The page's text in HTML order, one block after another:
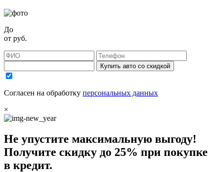
До
от руб.
Купить авто со скидкой
Согласен на обработку персональных данных
×
Не упустите максимальную выгоду!
Получите скидку до 25% при покупке
в кредит.